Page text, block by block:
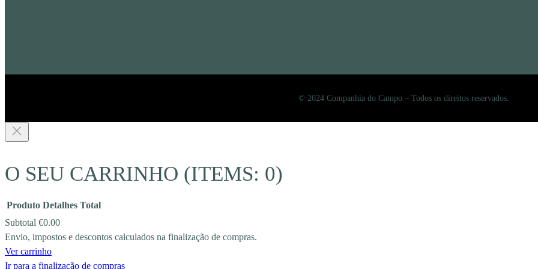
© 2024 Companhia do Campo – Todos os direitos reservados.
O SEU CARRINHO (ITEMS: 0)
PRODUCTS
Produto Detalhes Total
Subtotal €0.00
Envio, impostos e descontos calculados na finalização de compras.
Ver carrinho
Ir para a finalização de compras